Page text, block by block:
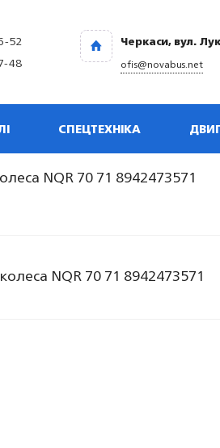
52
48
Черкаси, вул.
ofis@novabus.net
СПЕЦТЕХНІКА
NQR 70 71 8942473571
NQR 70 71 8942473571